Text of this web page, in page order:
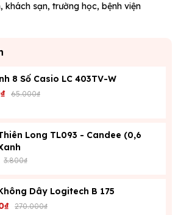
khách sạn, trường học, bệnh viện
8 Số Casio LC 403TV-W
65.000₫
Long TL093 - Candee (0,6
3.800₫
Dây Logitech B 175
270.000₫